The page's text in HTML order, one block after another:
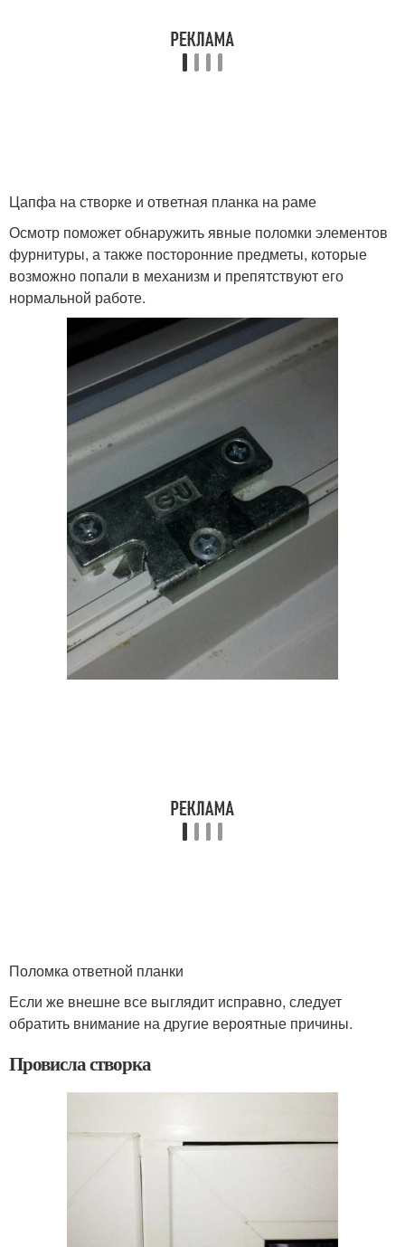
Цапфа на створке и ответная планка на раме
Осмотр поможет обнаружить явные поломки элементов
фурнитуры, а также посторонние предметы, которые
возможно попали в механизм и препятствуют его
нормальной работе.
Поломка ответной планки
Если же внешне все выглядит исправно, следует
обратить внимание на другие вероятные причины.
Провисла створка